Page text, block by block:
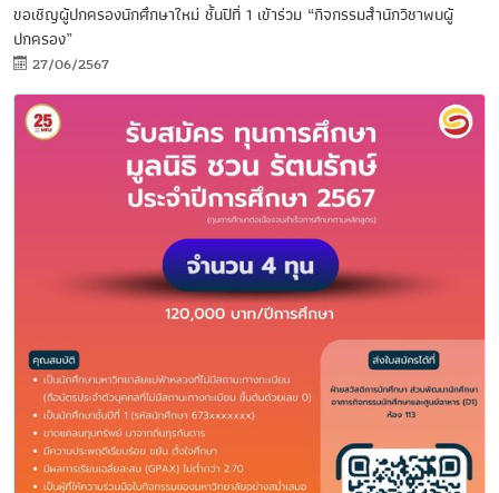
ขอเชิญผู้ปกครองนักศึกษาใหม่ ชั้นปีที่ 1 เข้าร่วม “กิจกรรมสำนักวิชาพบผู้
ปกครอง”
27/06/2567